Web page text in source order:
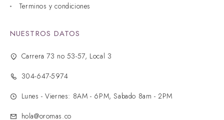
Terminos y condiciones
NUESTROS DATOS
Carrera 73 no 53-57, Local 3
304-647-5974
Lunes - Viernes: 8AM - 6PM, Sabado 8am - 2PM
hola@oromas.co